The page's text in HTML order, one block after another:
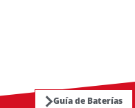
Guía de Baterías